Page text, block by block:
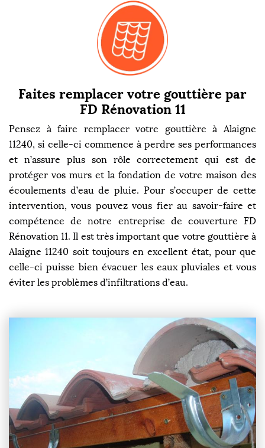
Faites remplacer votre gouttière par
FD Rénovation 11
Pensez à faire remplacer votre gouttière à Alaigne
11240, si celle-ci commence à perdre ses performances
et n’assure plus son rôle correctement qui est de
protéger vos murs et la fondation de votre maison des
écoulements d’eau de pluie. Pour s’occuper de cette
intervention, vous pouvez vous fier au savoir-faire et
compétence de notre entreprise de couverture FD
Rénovation 11. Il est très important que votre gouttière à
Alaigne 11240 soit toujours en excellent état, pour que
celle-ci puisse bien évacuer les eaux pluviales et vous
éviter les problèmes d’infiltrations d’eau.